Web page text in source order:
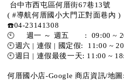
台中市西屯區何厝街67巷13號
( #導航何厝國小大門正對面巷內 )
☎️04-23141308
🕙     週一 ～ 週五       :  09:00 ~
🕙週六 | 連假 | 國定假:  11:00 ~
🕙週日 | 連假最後一天: 11:00 ~
何厝國小店-Google 商店資訊/地圖: